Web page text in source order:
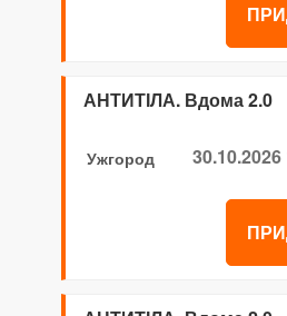
АНТИТІЛА. Вдома 2.0
Ужгород